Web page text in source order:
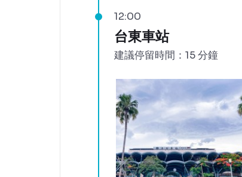
12:00
台東車站
建議停留時間：15 分鐘